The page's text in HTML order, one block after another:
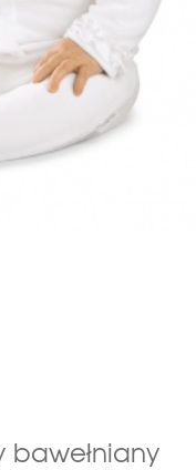
bawełniany